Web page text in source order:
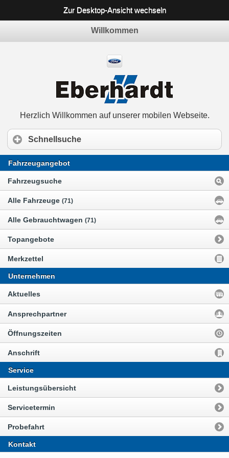
Zur Desktop-Ansicht wechseln
Willkommen
Herzlich Willkommen auf unserer mobilen Webseite.
Schnellsuche
Fahrzeugangebot
Fahrzeugsuche
Alle Fahrzeuge (71)
Alle Gebrauchtwagen (71)
Topangebote
Merkzettel
Unternehmen
Aktuelles
Ansprechpartner
Öffnungszeiten
Anschrift
Service
Leistungsübersicht
Servicetermin
Probefahrt
Kontakt